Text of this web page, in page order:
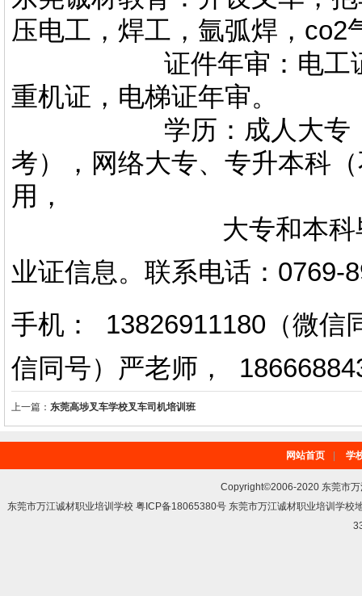
压电工，焊工，氩弧焊，co2
证件年审：电工证，
重机证，电梯证年审。
学历：成人大专，专
考），网络大专、专升本科
用，
大专和本科毕业证
业证信息。 联系电话 ： 0769-
手机： 13826911180（微信
信同号）严老师 ，
上一篇： 东莞高埗叉车学校叉车司机培训班
网站首页 学
Copyright©2006-2020 东莞市
东莞市万江诚材职业培训学校 粤ICP备18065380号 东莞市万江诚材职业培训学